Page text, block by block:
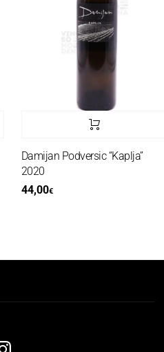
Damijan Podversic “Kaplja”
2020
44,00€